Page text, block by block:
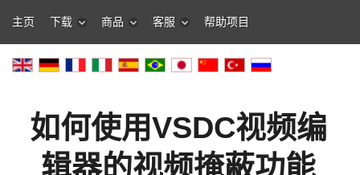
主页 下载 商品 客服 帮助项目
如何使用VSDC视频编
辑器的视频掩蔽功能